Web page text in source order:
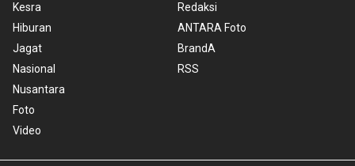
Kesra
Hiburan
Jagat
Nasional
Nusantara
Foto
Video
Redaksi
ANTARA Foto
BrandA
RSS